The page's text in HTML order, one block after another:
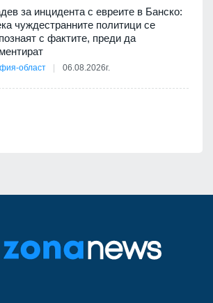
за инцидента с евреите в Банско:
чуждестранните политици се
с фактите, преди да
област 06.08.2026г.